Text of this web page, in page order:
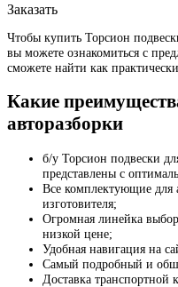
Заказать
Чтобы купить Торсион
вы можете ознакомиться с
сможете найти как
Какие
авторазборки
б/у Торсион подвески
представлены с
Все комплектующие для
изготовителя;
Огромная линейка
низкой цене;
Удобная навигация на
Самый подробный и
Доставка транспортной